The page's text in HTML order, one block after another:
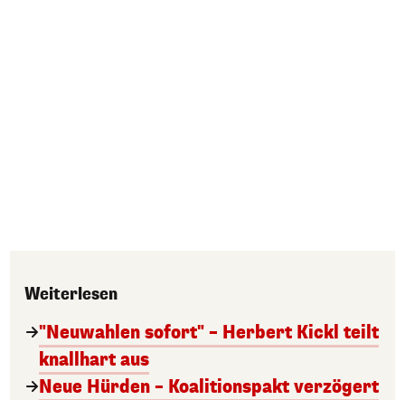
Weiterlesen
"Neuwahlen sofort" – Herbert Kickl teilt
knallhart aus
Neue Hürden – Koalitionspakt verzögert